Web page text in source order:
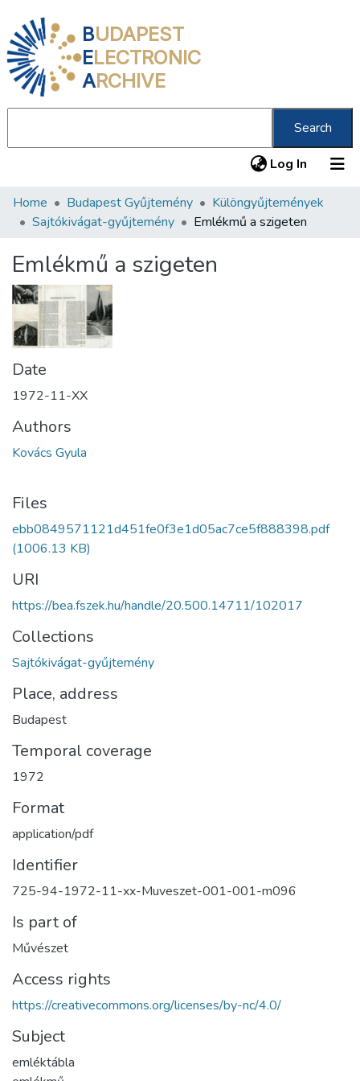
BUDAPEST
ELECTRONIC
ARCHIVE
Search
Log In (current)
Communities & Collections
Statistics
About us
Home Budapest Gyűjtemény
Különgyűjtemények
Sajtókivágat-gyűjtemény
Emlékmű a szigeten
Emlékmű a szigeten
Date
1972-11-XX
Authors
Kovács Gyula
Files
ebb0849571121d451fe0f3e1d05ac7ce5f888398.pdf
(1006.13 KB)
URI
https://bea.fszek.hu/handle/20.500.14711/102017
Collections
Sajtókivágat-gyűjtemény
Place, address
Budapest
Temporal coverage
1972
Format
application/pdf
Identifier
725-94-1972-11-xx-Muveszet-001-001-m096
Is part of
Művészet
Access rights
https://creativecommons.org/licenses/by-nc/4.0/
Subject
emléktábla